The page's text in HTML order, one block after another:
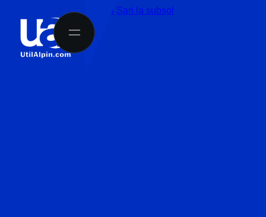
Sari la conținutul principal Sari la subsol